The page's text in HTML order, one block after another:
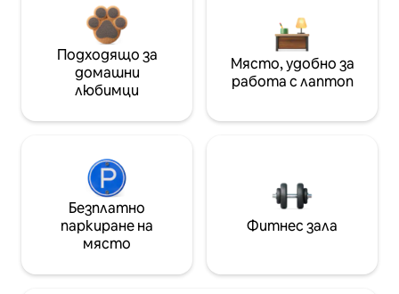
Подходящо за
домашни
любимци
Място, удобно за
работа с лаптоп
Безплатно
паркиране на
място
Фитнес зала